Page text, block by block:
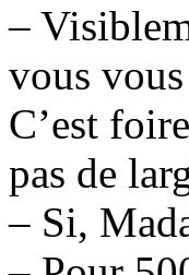
–
vous
C’est
pas de
– Si,